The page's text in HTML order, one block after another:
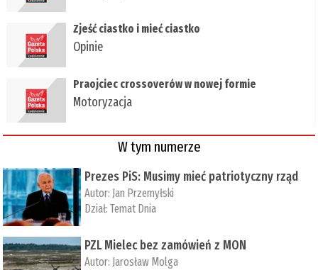
Zjeść ciastko i mieć ciastko
Opinie
Praojciec crossoverów w nowej formie
Motoryzacja
W tym numerze
Prezes PiS: Musimy mieć patriotyczny rząd
Autor: Jan Przemyłski
Dział:Temat Dnia
PZL Mielec bez zamówień z MON
Autor: Jarosław Molga